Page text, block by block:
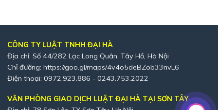
CÔNG TY LUẬT TNHH ĐẠI HÀ
Địa chỉ: Số 44/282 Lạc Long Quân, Tây Hồ, Hà Nội
Chỉ đường: https://goo.gl/maps/4v4o5deBZob33nvL6
Điện thoại: 0972.923.886 - 0243.753.2022
VĂN PHÒNG GIAO DỊCH LUẬT ĐẠI HÀ TẠI SƠN TÂY